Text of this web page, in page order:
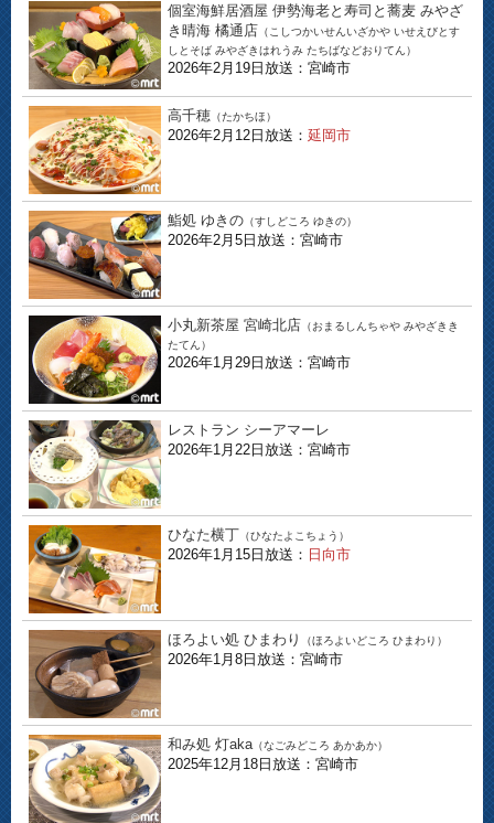
個室海鮮居酒屋 伊勢海老と寿司と蕎麦 みやざ
き晴海 橘通店 （こしつかいせんいざかや いせえびとす
しとそば みやざきはれうみ たちばなどおりてん）
2026年2月19日放送：宮崎市
高千穂 （たかちほ）
2026年2月12日放送： 延岡市
鮨処 ゆきの （すしどころ ゆきの）
2026年2月5日放送：宮崎市
小丸新茶屋 宮崎北店 （おまるしんちゃや みやざきき
たてん）
2026年1月29日放送：宮崎市
レストラン シーアマーレ
2026年1月22日放送：宮崎市
ひなた横丁 （ひなたよこちょう）
2026年1月15日放送： 日向市
ほろよい処 ひまわり （ほろよいどころ ひまわり）
2026年1月8日放送：宮崎市
和み処 灯aka （なごみどころ あかあか）
2025年12月18日放送：宮崎市